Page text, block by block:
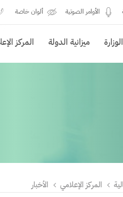
الأوامر الصوتية ألوان خاصة
ميزانية الدولة المركز
المركز الإعلامي الأخبار